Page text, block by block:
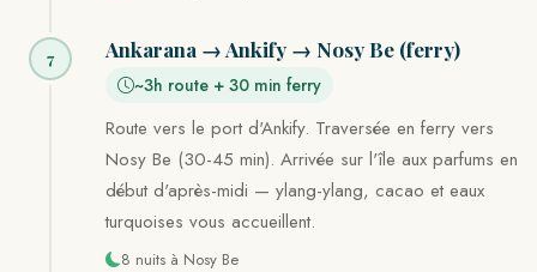
7 Ankarana → Ankify → Nosy Be (ferry)
~3h route + 30 min ferry
Route vers le port d'Ankify. Traversée en ferry vers
Nosy Be (30-45 min). Arrivée sur l'île aux parfums en
début d'après-midi — ylang-ylang, cacao et eaux
turquoises vous accueillent.
8 nuits à Nosy Be